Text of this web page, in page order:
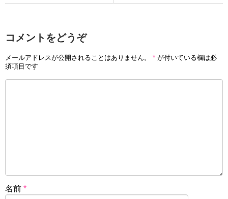
コメントをどうぞ
メールアドレスが公開されることはありません。 * が付いている欄は必
須項目です
名前 *